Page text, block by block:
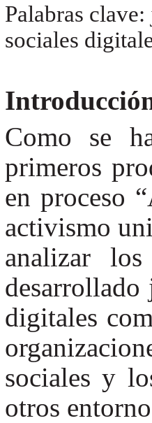
Palabras
sociales
Como se
primeros
en proceso
activismo
analizar
desarrollado
digitales
sociales y
otros